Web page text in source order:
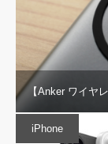
【Anker ワイヤ
iPhone